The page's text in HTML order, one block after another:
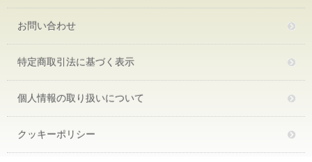
お問い合わせ
特定商取引法に基づく表示
個人情報の取り扱いについて
クッキーポリシー